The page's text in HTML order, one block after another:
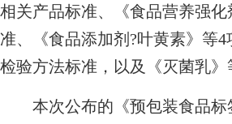
相关产品标准、《食品营养强
准、《食品添加剂?叶黄素》等
检验方法标准，以及《灭菌乳》
本次公布的《预包装食品标